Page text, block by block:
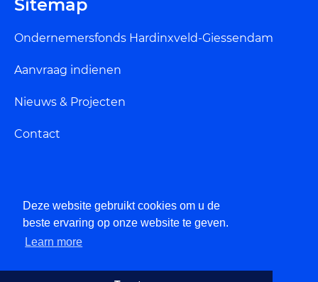
Deze website gebruikt cookies om u de
beste ervaring op onze website te geven.
Learn more
Sitemap
Ondernemersfonds Hardinxveld-Giessendam
Aanvraag indienen
Nieuws & Projecten
Contact
Privacybeleid